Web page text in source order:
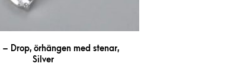
– Drop, örhängen med stenar,
Silver